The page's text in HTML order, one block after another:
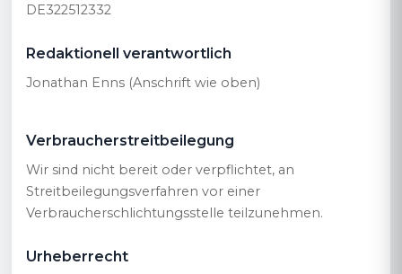
DE322512332
Redaktionell verantwortlich
Jonathan Enns (Anschrift wie oben)
Verbraucherstreitbeilegung
Wir sind nicht bereit oder verpflichtet, an
Streitbeilegungsverfahren vor einer
Verbraucherschlichtungsstelle teilzunehmen.
Urheberrecht